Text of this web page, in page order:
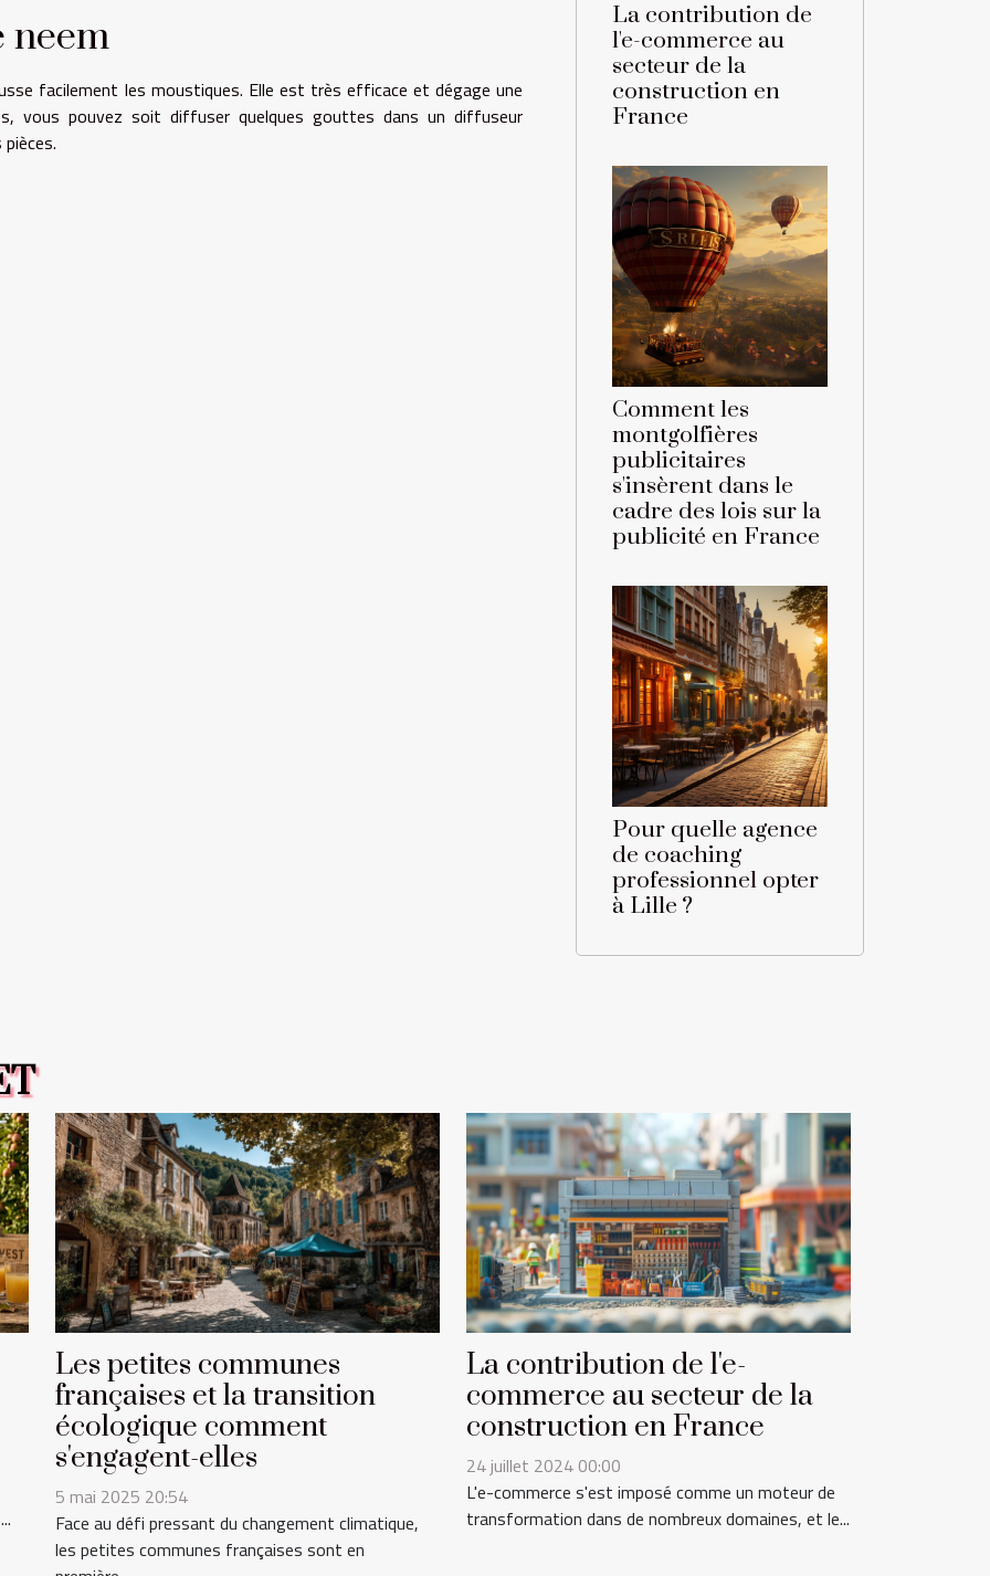
neem
facilement les moustiques. Elle est très efficace et dégage une
vous pouvez soit diffuser quelques gouttes dans un diffuseur
La contribution de
l'e-commerce au
secteur de la
construction en
France
Comment les
montgolfières
publicitaires
s'insèrent dans le
cadre des lois sur la
publicité en France
Pour quelle agence
de coaching
professionnel opter
à Lille ?
Les petites communes
françaises et la transition
écologique comment
s'engagent-elles
5 mai 2025 20:54
Face au défi pressant du changement climatique,
les petites communes françaises sont en
La contribution de l'e-
commerce au secteur de la
construction en France
24 juillet 2024 00:00
L'e-commerce s'est imposé comme un moteur de
transformation dans de nombreux domaines, et le...